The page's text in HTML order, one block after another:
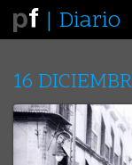
Diario
16